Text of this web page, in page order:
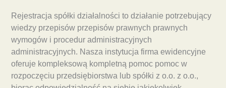
Rejestracja spółki działalności to działanie potrzebujący
wiedzy przepisów przepisów prawnych prawnych
wymogów i procedur administracyjnych
administracyjnych. Nasza instytucja firma ewidencyjne
oferuje kompleksową kompletną pomoc pomoc w
rozpoczęciu przedsiębiorstwa lub spółki z o.o. z o.o.,